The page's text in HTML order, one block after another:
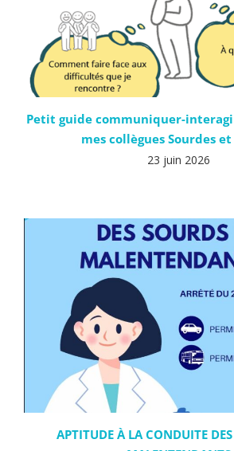
Petit guide communiquer-
mes collègues Sourdes
23 juin 2026
APTITUDE À LA CONDUITE